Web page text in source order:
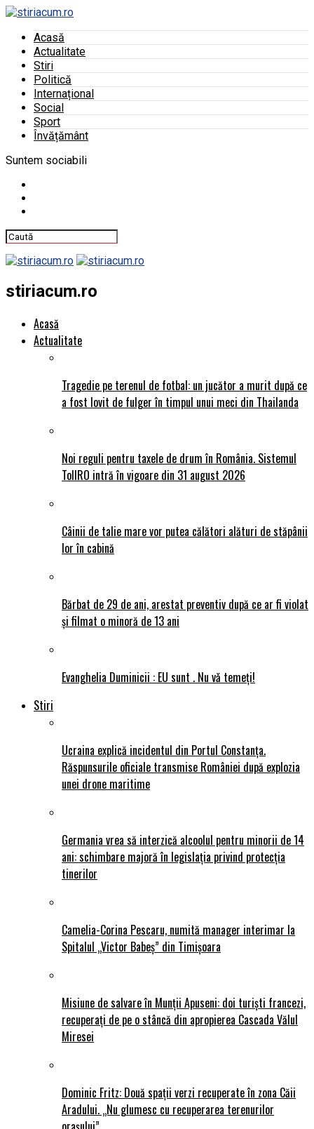
Acasă
Actualitate
Stiri
Politică
Internațional
Social
Sport
Învățământ
Suntem sociabili
stiriacum.ro
Acasă
Actualitate
Tragedie pe terenul de fotbal: un jucător a murit după ce
a fost lovit de fulger în timpul unui meci din Thailanda
Noi reguli pentru taxele de drum în România. Sistemul
TollRO intră în vigoare din 31 august 2026
Câinii de talie mare vor putea călători alături de stăpânii
lor în cabină
Bărbat de 29 de ani, arestat preventiv după ce ar fi violat
și filmat o minoră de 13 ani
Evanghelia Duminicii : EU sunt . Nu vǎ temeți!
Stiri
Ucraina explică incidentul din Portul Constanța.
Răspunsurile oficiale transmise României după explozia
unei drone maritime
Germania vrea să interzică alcoolul pentru minorii de 14
ani: schimbare majoră în legislația privind protecția
tinerilor
Camelia-Corina Pescaru, numită manager interimar la
Spitalul „Victor Babeș” din Timișoara
Misiune de salvare în Munții Apuseni: doi turiști francezi,
recuperați de pe o stâncă din apropierea Cascada Vălul
Miresei
Dominic Fritz: Două spații verzi recuperate în zona Căii
Aradului. „Nu glumesc cu recuperarea terenurilor